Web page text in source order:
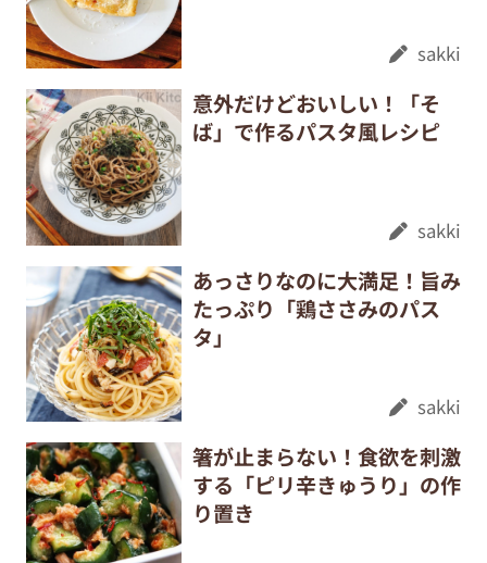
sakki
意外だけどおいしい！「そ
ば」で作るパスタ風レシピ
sakki
あっさりなのに大満足！旨み
たっぷり「鶏ささみのパス
タ」
sakki
箸が止まらない！食欲を刺激
する「ピリ辛きゅうり」の作
り置き